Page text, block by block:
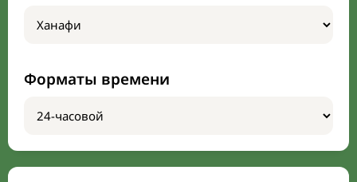
Форматы времени